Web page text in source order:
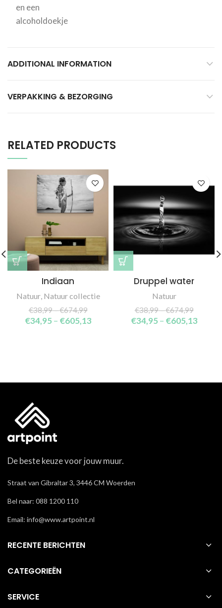
en een
alcoholdoekje
ADDITIONAL INFORMATION
VERPAKKING & BEZORGING
RELATED PRODUCTS
Indiaan
Natuur, Natuur collectie
€38,99–€674,99
€34,95 – €605,13
Druppel water
Natuur
€38,99–€674,99
€34,95 – €605,13
De beste keuze voor jouw muur.
Straat van Gibraltar 3, 3446 CM Woerden
Bel naar: 088 1200 110
Email: info@www.artpoint.nl
RECENTE BERICHTEN
CATEGORIEËN
SERVICE